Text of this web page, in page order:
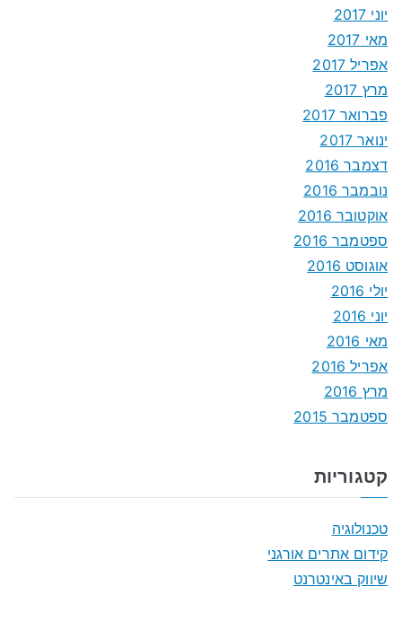
יוני 2017
מאי 2017
אפריל 2017
מרץ 2017
פברואר 2017
ינואר 2017
דצמבר 2016
נובמבר 2016
אוקטובר 2016
ספטמבר 2016
אוגוסט 2016
יולי 2016
יוני 2016
מאי 2016
אפריל 2016
מרץ 2016
ספטמבר 2015
קטגוריות
טכנולוגיה
קידום אתרים אורגני
שיווק באינטרנט